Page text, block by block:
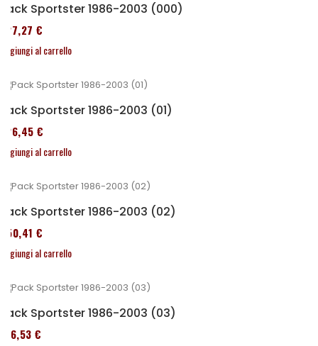
Pack Sportster 1986-2003 (000)
227,27 €
Aggiungi al carrello
Pack Sportster 1986-2003 (01)
326,45 €
Aggiungi al carrello
Pack Sportster 1986-2003 (02)
450,41 €
Aggiungi al carrello
Pack Sportster 1986-2003 (03)
516,53 €